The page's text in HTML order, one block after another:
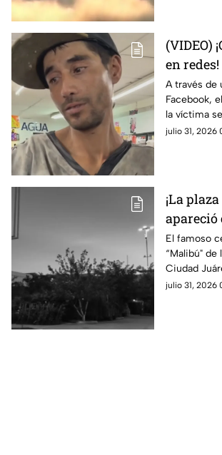
(VIDEO)
en
de José
movido
cayó en
A través de
Facebook,
la víctima
caer y
julio 31, 2026
¡La
apareció
con
apareció
es
El famoso
“Malibú" de
Ciudad
puertas tras
julio 31, 2026